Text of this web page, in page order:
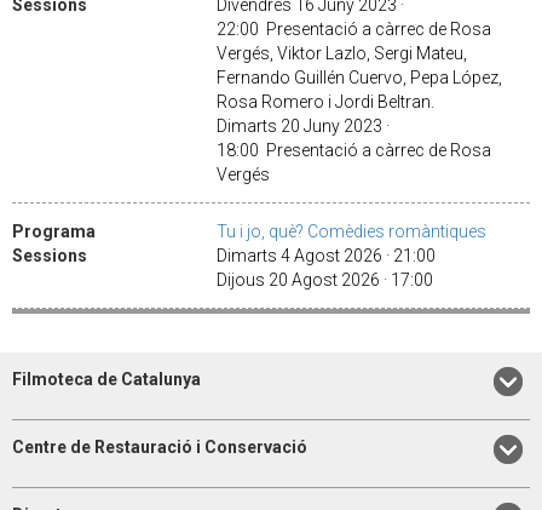
Sessions
Divendres 16 Juny 2023 ·
22:00 Presentació a càrrec de Rosa
Vergés, Viktor Lazlo, Sergi Mateu,
Fernando Guillén Cuervo, Pepa López,
Rosa Romero i Jordi Beltran.
Dimarts 20 Juny 2023 ·
18:00 Presentació a càrrec de Rosa
Vergés
Programa
Tu i jo, què? Comèdies romàntiques
Sessions
Dimarts 4 Agost 2026 · 21:00
Dijous 20 Agost 2026 · 17:00
Filmoteca de Catalunya
Centre de Restauració i Conservació